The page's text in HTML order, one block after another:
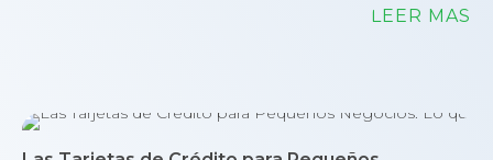
LEER MÁS